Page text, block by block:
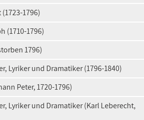
1796)
(1710-1796)
1796)
Lyriker und Dramatiker (1796-1840)
Peter, 1720-1796)
Lyriker und Dramatiker (Karl Leberecht,